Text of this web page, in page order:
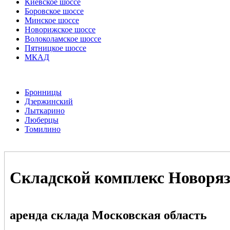
Киевское шоссе
Боровское шоссе
Минское шоссе
Новорижское шоссе
Волоколамское шоссе
Пятницкое шоссе
МКАД
Бронницы
Дзержинский
Лыткарино
Люберцы
Томилино
Складской комплекс
аренда склада Московская область